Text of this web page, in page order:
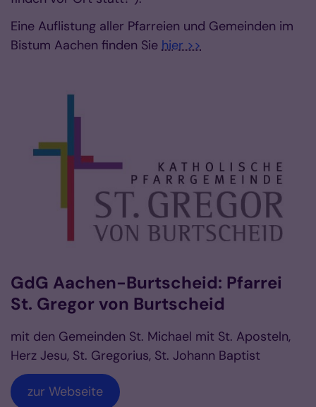
Eine Auflistung aller Pfarreien und Gemeinden im
Bistum Aachen finden Sie hier >>
GdG Aachen-Burtscheid: Pfarrei
St. Gregor von Burtscheid
mit den Gemeinden St. Michael mit St. Aposteln,
Herz Jesu, St. Gregorius, St. Johann Baptist
zur Webseite